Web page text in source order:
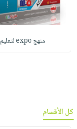
منهج expo لتعليم ا
كل الأقسام